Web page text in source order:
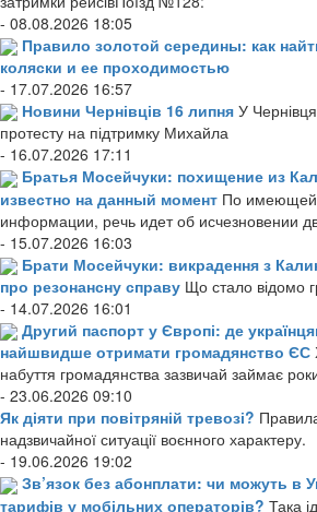
- 08.08.2026 18:05
Правило золотой середины: как
коляски и ее проходимостью
- 17.07.2026 16:57
Новини Чернівців 16 липня У
протесту на підтримку Михайла
- 16.07.2026 17:11
Братья Мосейчуки: похищение из
известно на данный момент По
информации, речь идет об исчезновении
- 15.07.2026 16:03
Брати Мосейчуки: викрадення з
про резонансну справу Що стало відомо
- 14.07.2026 16:01
Другий паспорт у Європі: де
найшвидше отримати громадянство ЄС
набуття громадянства зазвичай займає
- 23.06.2026 09:10
Як діяти при повітряній тревозі?
надзвичайної ситуації воєнного характеру.
- 19.06.2026 19:02
Зв’язок без абонплати: чи можуть в
тарифів у мобільних операторів? Така